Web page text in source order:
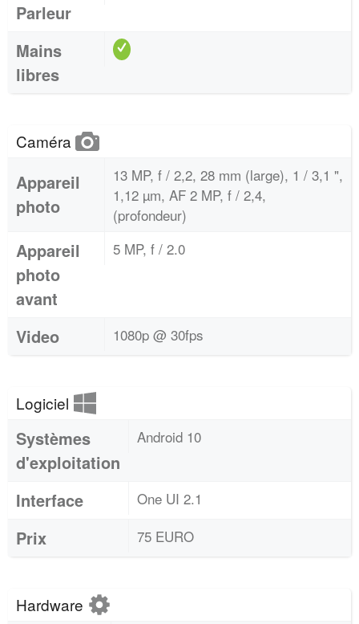
Parleur
Mains
libres
Caméra
Appareil
photo
13 MP, f / 2,2, 28 mm (large), 1 / 3,1 ",
1,12 µm, AF 2 MP, f / 2,4,
(profondeur)
Appareil
photo
avant
5 MP, f / 2.0
Video 1080p @ 30fps
Logiciel
Systèmes
d'exploitation
Android 10
Interface One UI 2.1
Prix 75 EURO
Hardware